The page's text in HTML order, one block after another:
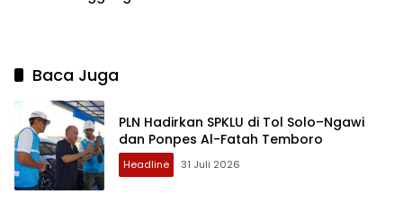
Baca Juga
PLN Hadirkan SPKLU di Tol Solo–Ngawi
dan Ponpes Al-Fatah Temboro
Headline 31 Juli 2026